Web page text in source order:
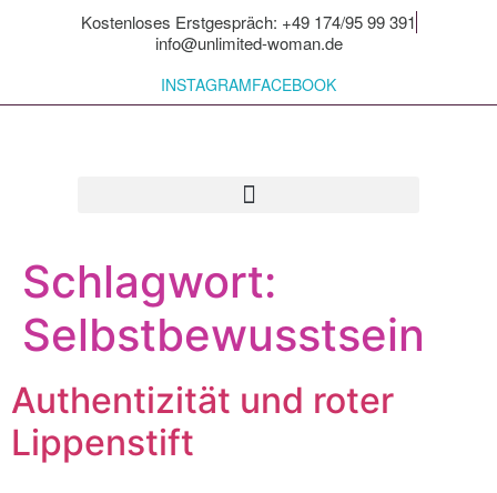
Kostenloses Erstgespräch: +49 174/95 99 391
info@unlimited-woman.de
INSTAGRAMFACEBOOK
Schlagwort:
Selbstbewusstsein
Authentizität und roter
Lippenstift